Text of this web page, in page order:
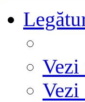
Vezi
Vezi